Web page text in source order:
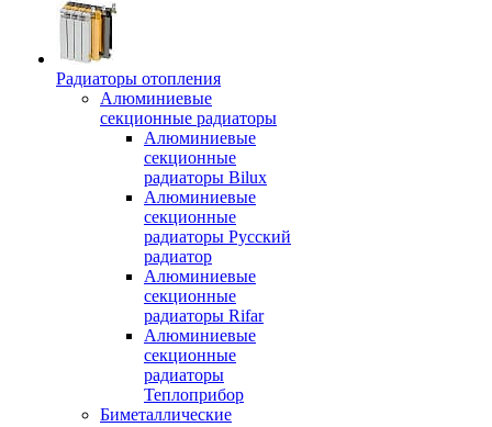
Радиаторы отопления
Алюминиевые
секционные радиаторы
Алюминиевые
секционные
радиаторы Bilux
Алюминиевые
секционные
радиаторы Русский
радиатор
Алюминиевые
секционные
радиаторы Rifar
Алюминиевые
секционные
радиаторы
Теплоприбор
Биметаллические